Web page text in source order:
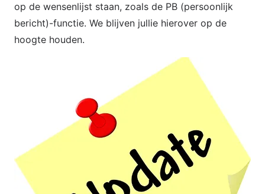
op de wensenlijst staan, zoals de PB (persoonlijk
bericht)-functie. We blijven jullie hierover op de
hoogte houden.